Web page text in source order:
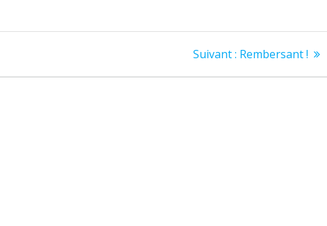
Suivant : Article
Rembersant !